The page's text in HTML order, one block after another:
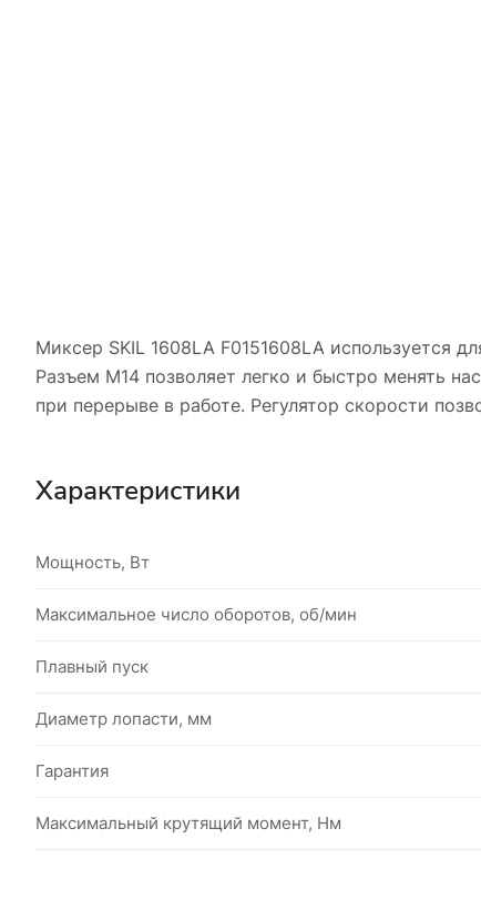
Миксер SKIL 1608LA F0151608LA используется
Разъем М14 позволяет легко и быстро менять
при перерыве в работе. Регулятор скорости
Характеристики
Мощность, Вт
Максимальное число оборотов, об/мин
Плавный пуск
Диаметр лопасти, мм
Гарантия
Максимальный крутящий момент, Нм